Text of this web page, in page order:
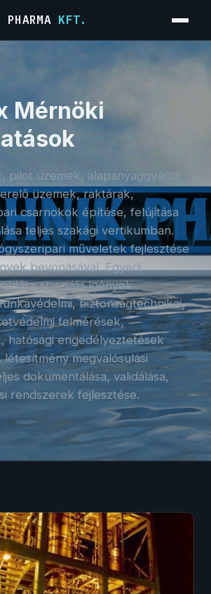
KFT. Menü
Mérnöki
pilot üzemek, alapanyaggyártó
üzemek, raktárak,
csarnokok építése, felújítása
teljes szakági vertikumban.
műveletek fejlesztése
bevonásával. Egyedi
speciális igények
biztonságtechnikai,
felmérések,
hatósági engedélyeztetések
megvalósulási
dokumentálása, validálása,
rendszerek fejlesztése.